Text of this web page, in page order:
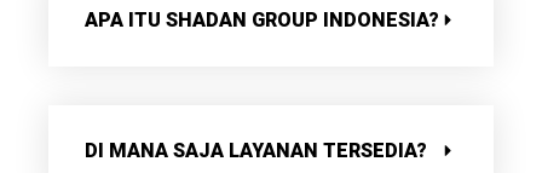
APA ITU SHADAN GROUP INDONESIA?
DI MANA SAJA LAYANAN TERSEDIA?